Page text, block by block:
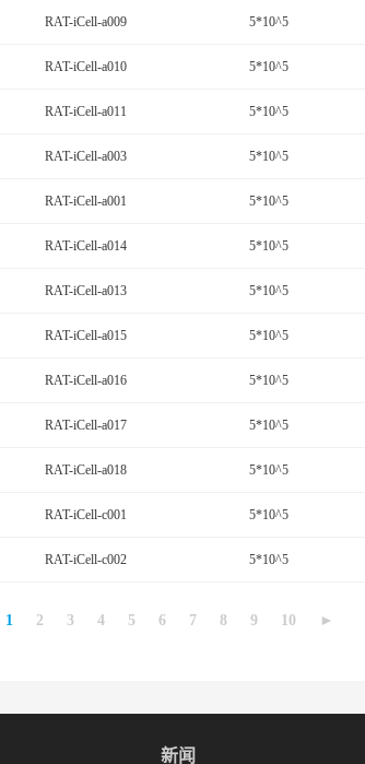
RAT-iCell-a009 5*10^5
RAT-iCell-a010 5*10^5
RAT-iCell-a011 5*10^5
RAT-iCell-a003 5*10^5
RAT-iCell-a001 5*10^5
RAT-iCell-a014 5*10^5
RAT-iCell-a013 5*10^5
RAT-iCell-a015 5*10^5
RAT-iCell-a016 5*10^5
RAT-iCell-a017 5*10^5
RAT-iCell-a018 5*10^5
RAT-iCell-c001 5*10^5
RAT-iCell-c002 5*10^5
1 2 3 4 5 6 7 8 9 10 ►
新闻